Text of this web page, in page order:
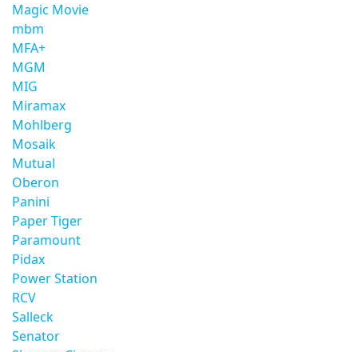
Magic Movie
mbm
MFA+
MGM
MIG
Miramax
Mohlberg
Mosaik
Mutual
Oberon
Panini
Paper Tiger
Paramount
Pidax
Power Station
RCV
Salleck
Senator